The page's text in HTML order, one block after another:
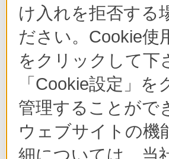
け入れを拒否する
ださい。Cookie使
をクリックして下
「Cookie設定」
管理することがで
ウェブサイトの機
細については、当